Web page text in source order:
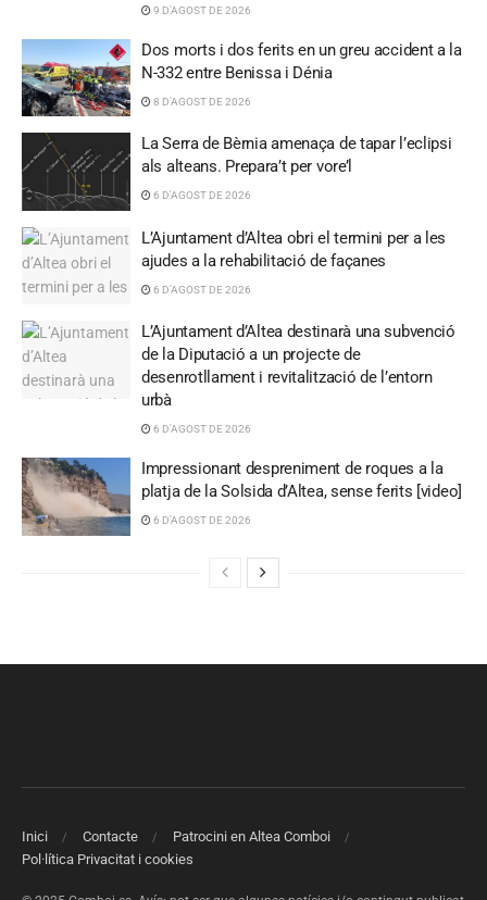
9 D'AGOST DE 2026
Dos morts i dos ferits en un greu accident a la
N-332 entre Benissa i Dénia
8 D'AGOST DE 2026
La Serra de Bèrnia amenaça de tapar l’eclipsi
als alteans. Prepara’t per vore’l
6 D'AGOST DE 2026
L’Ajuntament d’Altea obri el termini per a les
ajudes a la rehabilitació de façanes
6 D'AGOST DE 2026
L’Ajuntament d’Altea destinarà una subvenció
de la Diputació a un projecte de
desenrotllament i revitalització de l’entorn
urbà
6 D'AGOST DE 2026
Impressionant despreniment de roques a la
platja de la Solsida d’Altea, sense ferits [video]
6 D'AGOST DE 2026
Inici Contacte
Patrocini en Altea Comboi
Pol·lítica Privacitat i cookies